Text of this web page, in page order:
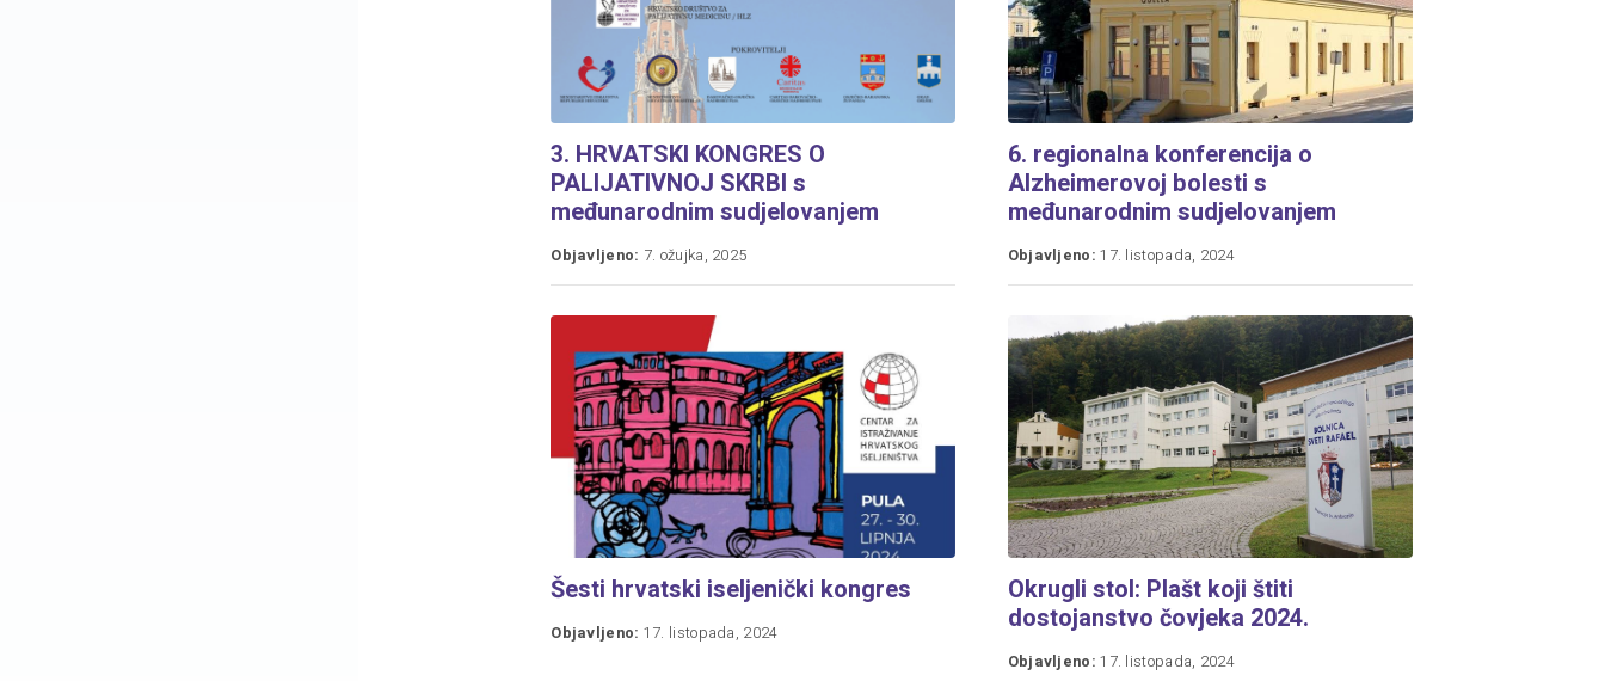
3. HRVATSKI KONGRES O
PALIJATIVNOJ SKRBI s
međunarodnim sudjelovanjem
Objavljeno: 7. ožujka, 2025
6. regionalna konferencija o
Alzheimerovoj bolesti s
međunarodnim sudjelovanjem
Objavljeno: 17. listopada, 2024
Šesti hrvatski iseljenički kongres
Objavljeno: 17. listopada, 2024
Okrugli stol: Plašt koji štiti
dostojanstvo čovjeka 2024.
Objavljeno: 17. listopada, 2024